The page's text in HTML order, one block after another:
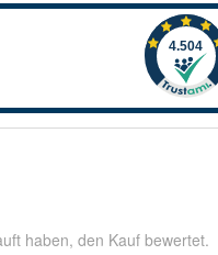
haben, den Kauf bewertet.